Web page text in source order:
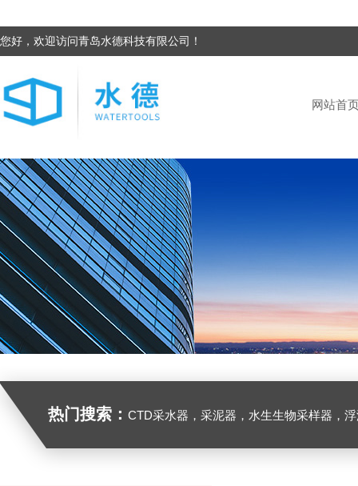
您好，欢迎访问青岛水德科技有限公司！
网站首
热门搜索： CTD采水器，采泥器，水生生物采样器，浮游生物多联采样网，海洋微塑料采样分析系统，浮游动物扫描分析系统，水下颗粒物和浮游动物图像原位采集系